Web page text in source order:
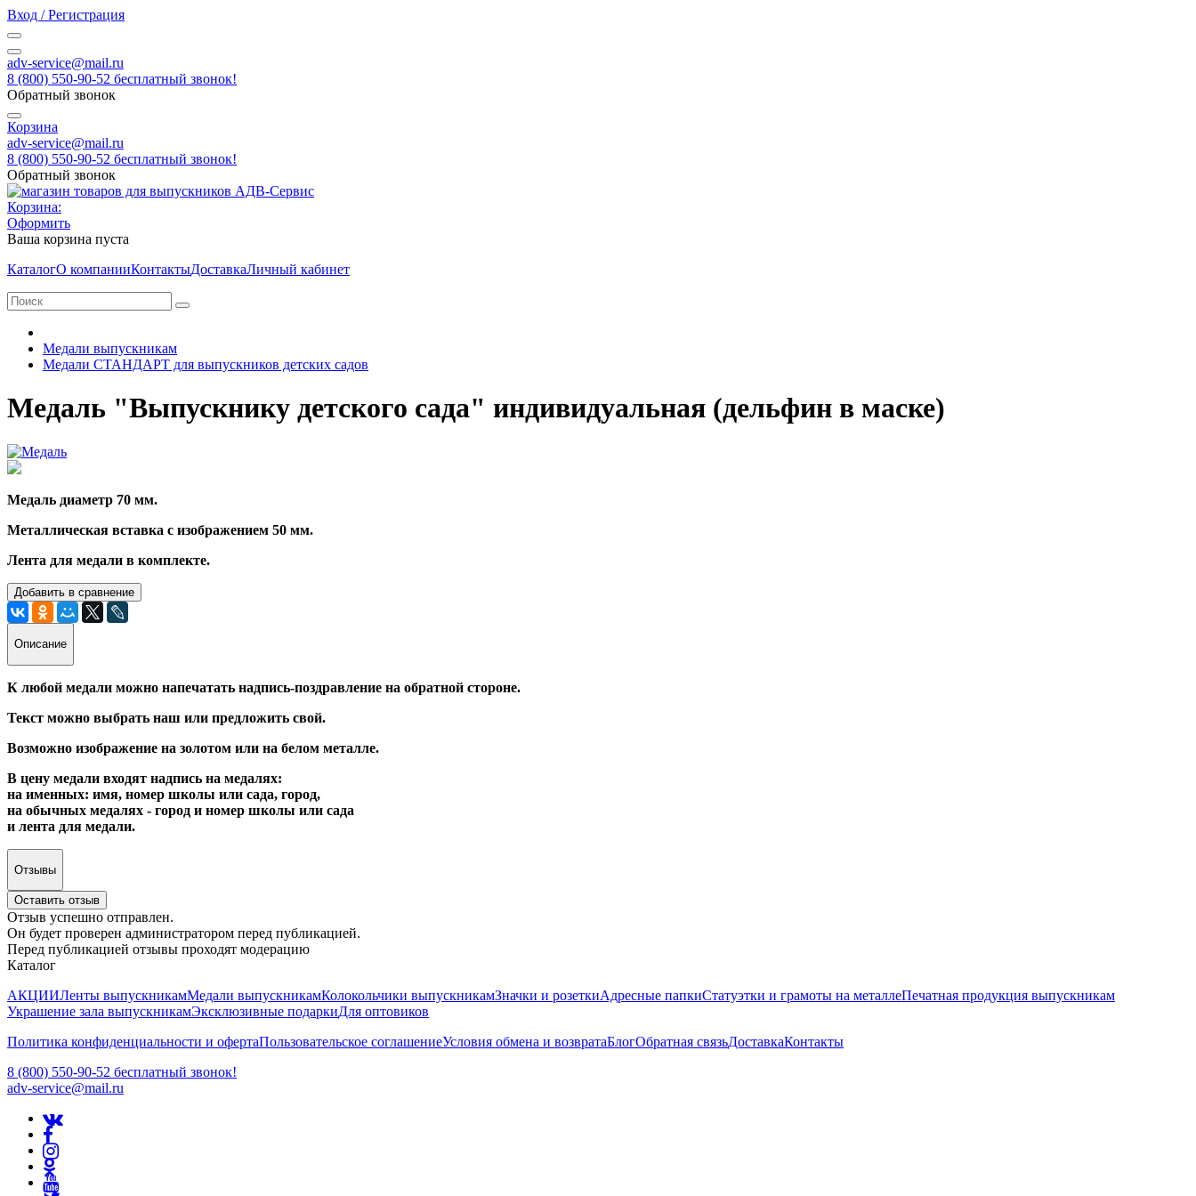
Вход / Регистрация
adv-service@mail.ru
8 (800) 550-90-52 бесплатный звонок!
Обратный звонок
Корзина
adv-service@mail.ru
8 (800) 550-90-52 бесплатный звонок!
Обратный звонок
Корзина:
Оформить
Ваша корзина пуста
КаталогО компанииКонтактыДоставкаЛичный кабинет
Медали выпускникам
Медали СТАНДАРТ для выпускников детских садов
Медаль "Выпускнику детского сада" индивидуальная (дельфин в маске)
Медаль диаметр 70 мм.
Металлическая вставка с изображением 50 мм.
Лента для медали в комплекте.
Добавить в сравнение
Описание
К любой медали можно напечатать надпись-поздравление на обратной стороне.
Текст можно выбрать наш или предложить свой.
Возможно изображение на золотом или на белом металле.
В цену медали входят надпись на медалях:
на именных: имя, номер школы или сада, город,
на обычных медалях - город и номер школы или сада
и лента для медали.
Отзывы
Оставить отзыв
Отзыв успешно отправлен.
Он будет проверен администратором перед публикацией.
Перед публикацией отзывы проходят модерацию
Каталог
АКЦИИЛенты выпускникамМедали выпускникамКолокольчики выпускникамЗначки и розеткиАдресные папкиСтатуэтки и грамоты на металлеПечатная продукция выпускникам
Украшение зала выпускникамЭксклюзивные подаркиДля оптовиков
Политика конфиденциальности и офертаПользовательское соглашениеУсловия обмена и возвратаБлогОбратная связьДоставкаКонтакты
8 (800) 550-90-52 бесплатный звонок!
adv-service@mail.ru